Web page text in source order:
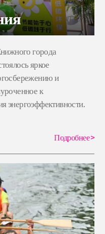
города
яркое
и
к
энергоэффективности.
Подробнее>